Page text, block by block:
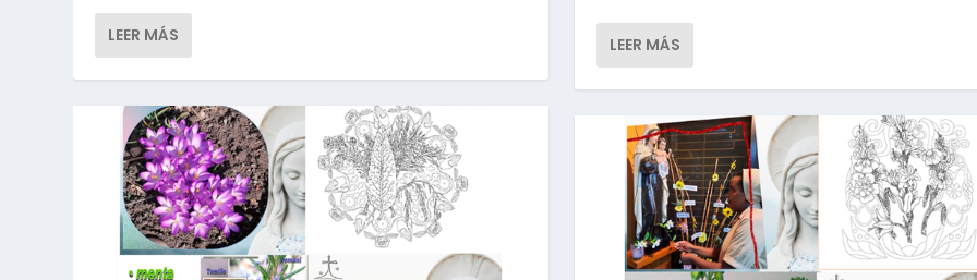
LEER MÁS LEER MÁS